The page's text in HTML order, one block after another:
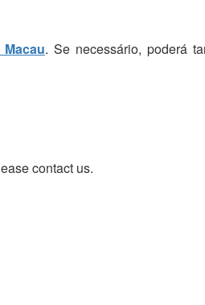
. Se necessário, poderá
contact us.